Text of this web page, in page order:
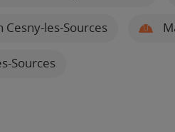
les-Sources
Sources